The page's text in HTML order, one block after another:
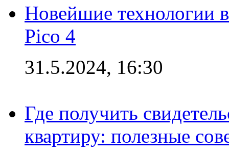
Новейшие технологии
Pico 4
31.5.2024, 16:30
Где получить
квартиру: полезные